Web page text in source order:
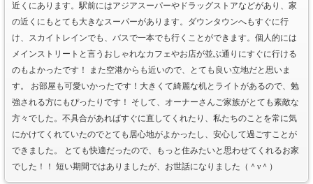
近くにあります。駅前にはアジアスーパーやドラッグストアなどがあり、家
の近くにもとても大きなスーパーがあります。ダウンタウンへもすぐに行
け、スカイトレインでも、バスで一本でも行くことができます。個人的には
メインストリートと言うおしゃれなカフェやお店が並ぶ通りにすぐに行ける
のもよかったです！ また空港からも近いので、とても良い立地だと思いま
す。 お部屋も可愛いかったです！大きくて綺麗な机とライトがあるので、勉
強される方にもぴったりです！ そして、オーナーさんご家族がとても素敵な
方々でした。不具合があればすぐに直してくれたり、私たちのことを常に気
にかけてくれていたのでとても居心地がよかったし、安心して過ごすことが
できました。 とても快適だったので、もっと住みたいと思わせてくれるお家
でした！！ 短い期間ではありましたが、お世話になりました（＾ν＾）